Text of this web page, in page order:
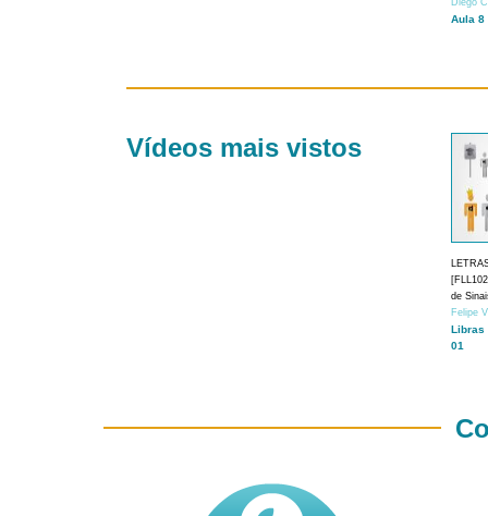
Diego
Aula 8
Vídeos mais vistos
de
Felipe
Libras
01